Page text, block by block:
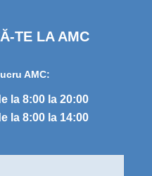
TE LA AMC
AMC:
la 8:00 la 20:00
la 8:00 la 14:00